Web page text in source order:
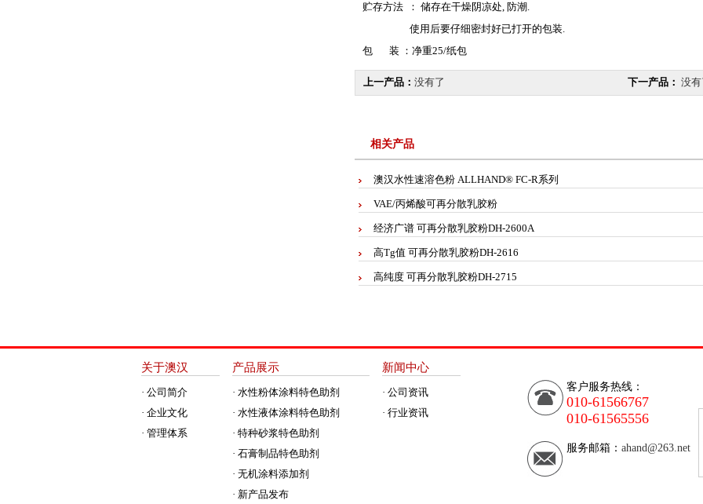
贮存方法 ： 储存在干燥阴凉处, 防潮.
使用后要仔细密封好已打开的包装.
包 装 ：净重25/纸包
上一产品： 没有了 下一产品： 没
相关产品
澳汉水性速溶色粉 ALLHAND® FC-R系列
VAE/丙烯酸可再分散乳胶粉
经济广谱 可再分散乳胶粉DH-2600A
高Tg值 可再分散乳胶粉DH-2616
高纯度 可再分散乳胶粉DH-2715
关于澳汉
· 公司简介
· 企业文化
· 管理体系
产品展示
· 水性粉体涂料特色助剂
· 水性液体涂料特色助剂
· 特种砂浆特色助剂
· 石膏制品特色助剂
· 无机涂料添加剂
· 新产品发布
新闻中心
· 公司资讯
· 行业资讯
客户服务热线：
010-61566767
010-61565556
服务邮箱： ahand@263.net